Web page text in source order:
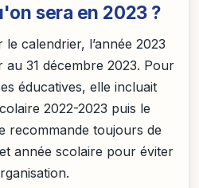
sera en 2023 ?
calendrier, l’année 2023
au 31 décembre 2023. Pour
éducatives, elle incluait
2022-2023 puis le
recommande toujours de
année scolaire pour éviter